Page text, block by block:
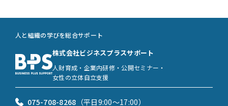
人と組織の学びを総合サポート
株式会社ビジネスプラスサポート
人財育成・企業内研修・公開セミナー・
女性の立体自立支援
075-708-8268 （平日9:00〜17:00）